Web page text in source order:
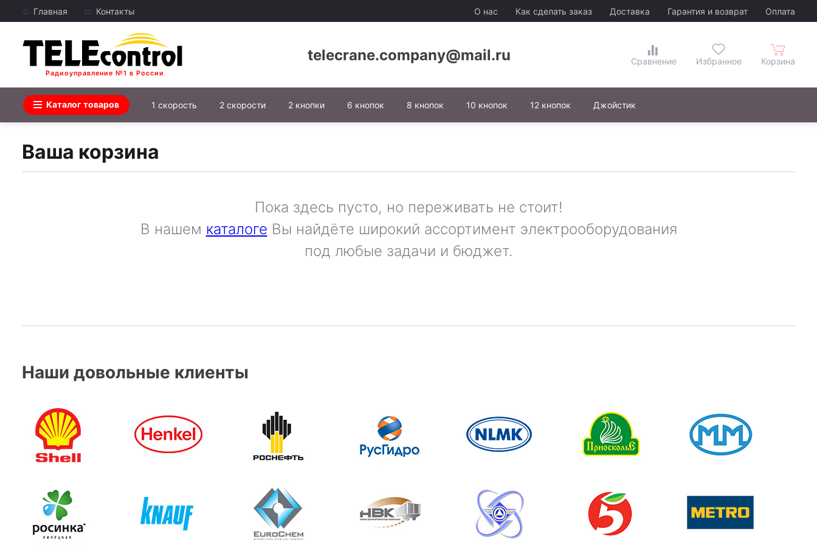
Главная Контакты О нас Как сделать заказ Доставка Гарантия и возврат Оплата
Радиоуправление №1 в России
telecrane.company@mail.ru
Каталог товаров 1 скорость 2 скорости 2 кнопки 6 кнопок 8 кнопок 10 кнопок 12 кнопок Джойстик
Ваша корзина
Пока здесь пусто, но переживать не стоит!
В нашем каталоге Вы найдёте широкий ассортимент электрооборудования
под любые задачи и бюджет.
Наши довольные клиенты